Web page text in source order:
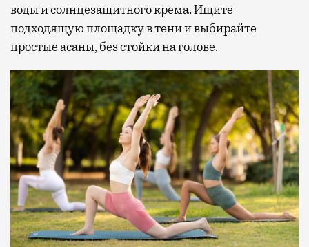
воды и солнцезащитного крема. Ищите
подходящую площадку в тени и выбирайте
простые асаны, без стойки на голове.